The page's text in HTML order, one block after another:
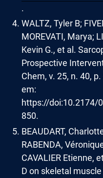
.
WALTZ, Tyler B;
MOREVATI, Marya;
Kevin G., et al.
Prospective
Chem, v. 25, n. 40,
em:
https://doi:10.2174/
850.
BEAUDART,
RABENDA,
CAVALIER Etienne,
D on skeletal